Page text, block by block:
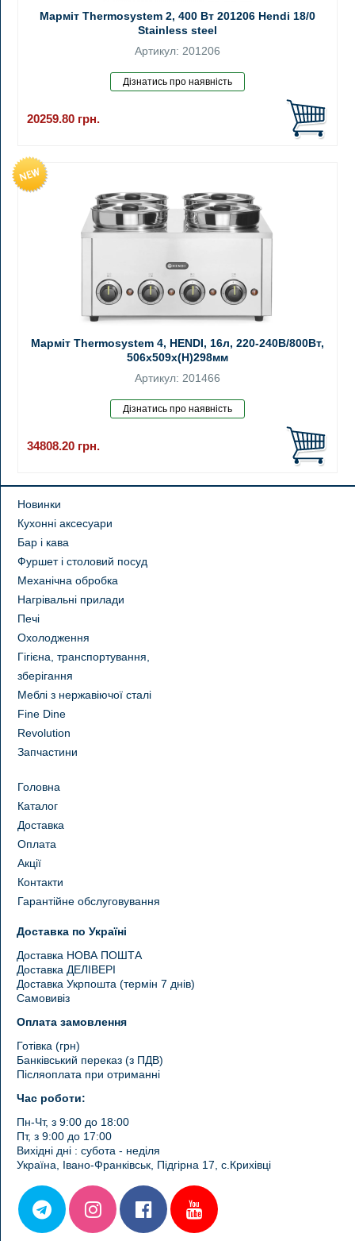
Марміт Thermosystem 2, 400 Вт 201206 Hendi 18/0
Stainless steel
Артикул: 201206
20259.80 грн.
Марміт Thermosystem 4, HENDI, 16л, 220-240В/800Вт,
506x509x(H)298мм
Артикул: 201466
34808.20 грн.
Новинки
Кухонні аксесуари
Бар і кава
Фуршет і столовий посуд
Механічна обробка
Нагрівальні прилади
Печі
Охолодження
Гігієна, транспортування,
зберігання
Меблі з нержавіючої сталі
Fine Dine
Revolution
Запчастини
Головна
Каталог
Доставка
Оплата
Акції
Контакти
Гарантійне обслуговування
Доставка по Україні
Доставка НОВА ПОШТА
Доставка ДЕЛІВЕРІ
Доставка Укрпошта (термін 7 днів)
Самовивіз
Оплата замовлення
Готівка (грн)
Банківський переказ (з ПДВ)
Післяоплата при отриманні
Час роботи:
Пн-Чт, з 9:00 до 18:00
Пт, з 9:00 до 17:00
Вихідні дні : субота - неділя
Україна, Івано-Франківськ, Підгірна 17, с.Крихівці